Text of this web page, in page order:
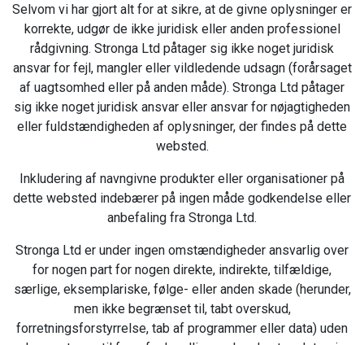
Selvom vi har gjort alt for at sikre, at de givne oplysninger er
korrekte, udgør de ikke juridisk eller anden professionel
rådgivning. Stronga Ltd påtager sig ikke noget juridisk
ansvar for fejl, mangler eller vildledende udsagn (forårsaget
af uagtsomhed eller på anden måde). Stronga Ltd påtager
sig ikke noget juridisk ansvar eller ansvar for nøjagtigheden
eller fuldstændigheden af oplysninger, der findes på dette
websted.
Inkludering af navngivne produkter eller organisationer på
dette websted indebærer på ingen måde godkendelse eller
anbefaling fra Stronga Ltd.
Stronga Ltd er under ingen omstændigheder ansvarlig over
for nogen part for nogen direkte, indirekte, tilfældige,
særlige, eksemplariske, følge- eller anden skade (herunder,
men ikke begrænset til, tabt overskud,
forretningsforstyrrelse, tab af programmer eller data) uden